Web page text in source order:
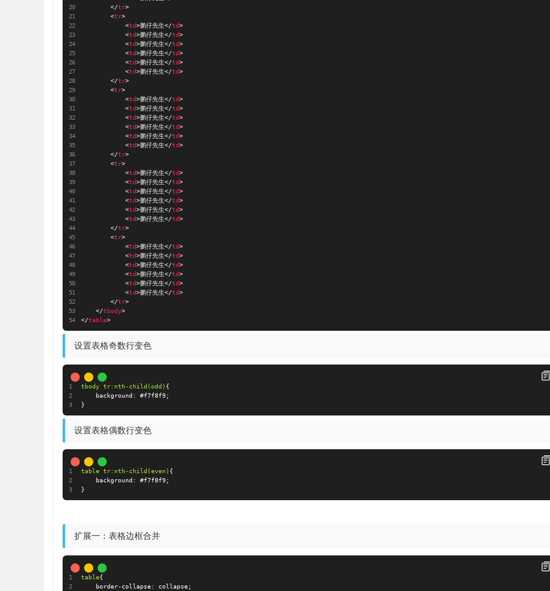
</tr>
<tr>
<td>鹏仔先生</td>
<td>鹏仔先生</td>
<td>鹏仔先生</td>
<td>鹏仔先生</td>
<td>鹏仔先生</td>
<td>鹏仔先生</td>
</tr>
<tr>
<td>鹏仔先生</td>
<td>鹏仔先生</td>
<td>鹏仔先生</td>
<td>鹏仔先生</td>
<td>鹏仔先生</td>
<td>鹏仔先生</td>
</tr>
<tr>
<td>鹏仔先生</td>
<td>鹏仔先生</td>
<td>鹏仔先生</td>
<td>鹏仔先生</td>
<td>鹏仔先生</td>
<td>鹏仔先生</td>
</tr>
<tr>
<td>鹏仔先生</td>
<td>鹏仔先生</td>
<td>鹏仔先生</td>
<td>鹏仔先生</td>
<td>鹏仔先生</td>
<td>鹏仔先生</td>
</tr>
</tbody>
</table>
设置表格奇数行变色
tbody tr:nth-child(odd) {
background : #f7f8f9;
}
设置表格偶数行变色
table tr:nth-child(even) {
background : #f7f8f9;
}
扩展一：表格边框合并
table{
border-collapse: collapse;